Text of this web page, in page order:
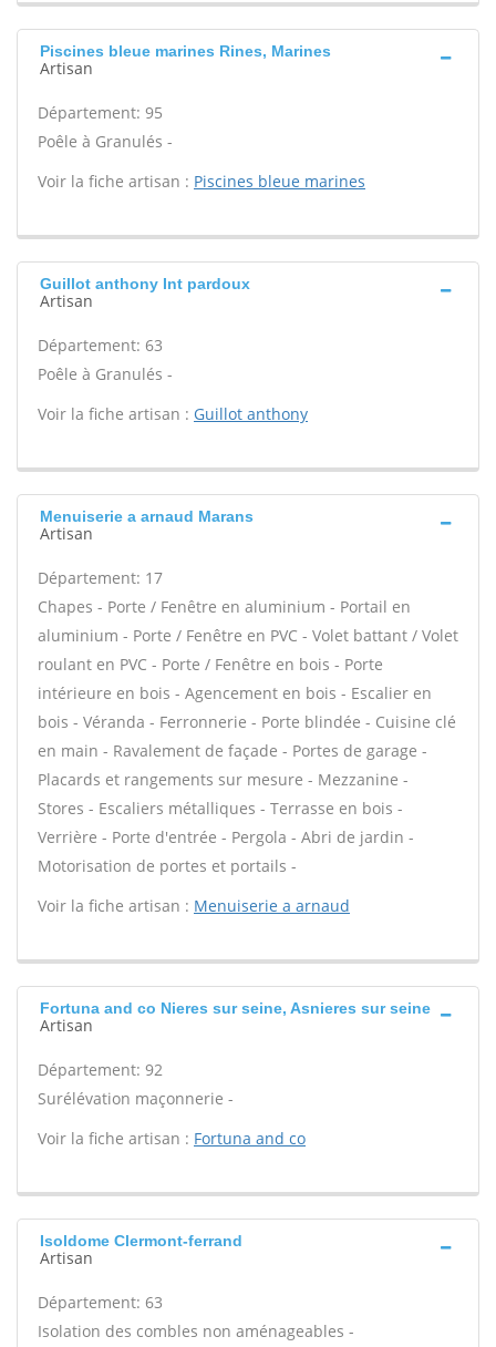
Piscines bleue marines Rines, Marines
Artisan
Département: 95
Poêle à Granulés -
Voir la fiche artisan : Piscines bleue marines
Guillot anthony Int pardoux
Artisan
Département: 63
Poêle à Granulés -
Voir la fiche artisan : Guillot anthony
Menuiserie a arnaud Marans
Artisan
Département: 17
Chapes - Porte / Fenêtre en aluminium - Portail en
aluminium - Porte / Fenêtre en PVC - Volet battant / Volet
roulant en PVC - Porte / Fenêtre en bois - Porte
intérieure en bois - Agencement en bois - Escalier en
bois - Véranda - Ferronnerie - Porte blindée - Cuisine clé
en main - Ravalement de façade - Portes de garage -
Placards et rangements sur mesure - Mezzanine -
Stores - Escaliers métalliques - Terrasse en bois -
Verrière - Porte d'entrée - Pergola - Abri de jardin -
Motorisation de portes et portails -
Voir la fiche artisan : Menuiserie a arnaud
Fortuna and co Nieres sur seine, Asnieres sur seine
Artisan
Département: 92
Surélévation maçonnerie -
Voir la fiche artisan : Fortuna and co
Isoldome Clermont-ferrand
Artisan
Département: 63
Isolation des combles non aménageables -